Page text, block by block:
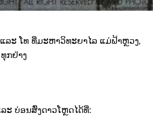
ະ ໂທ ທີ່ມະຫາວິທະຍາໄລ ແມ່ຟ້າຫຼວງ,
ກຢ່າງ
ະ ບ່ອນສົ່ງດາວໂຫຼດໄດ້ທີ່: